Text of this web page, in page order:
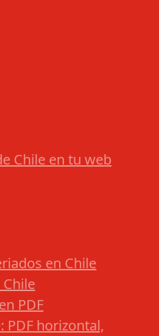
Chile en tu web
en Chile
PDF
horizontal,